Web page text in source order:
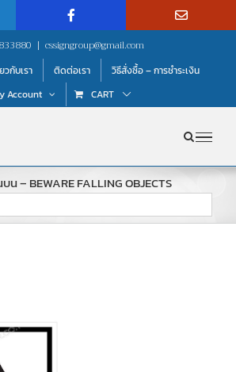
| cssigngroup@gmail.com
วกับเรา ติดต่อเรา
วิธีสั่งซื้อ – การชำระเงิน
Account
CART
– BEWARE FALLING OBJECTS